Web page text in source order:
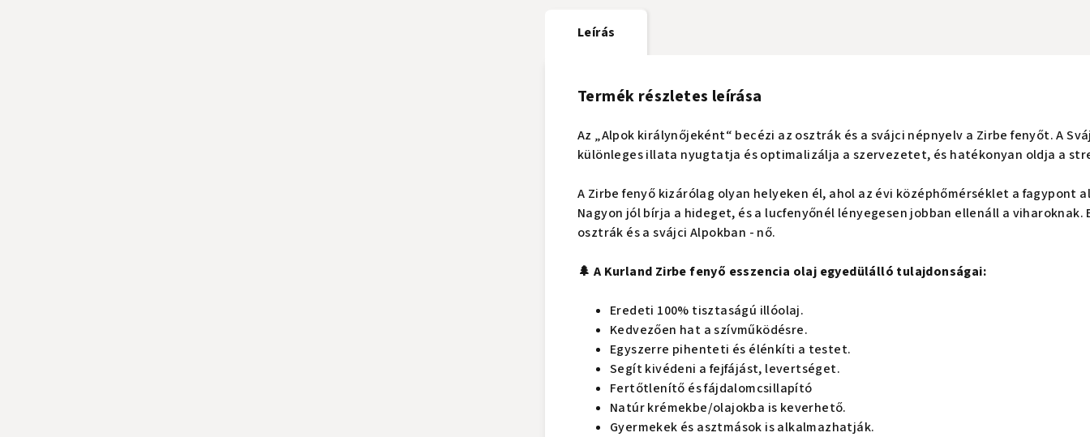
Leírás
Termék részletes leírása
Az „Alpok királynőjeként“ becézi az osztrák és a svájci népnyelv a Zirbe fenyőt. A
különleges illata nyugtatja és optimalizálja a szervezetet, és hatékonyan oldja a
A Zirbe fenyő kizárólag olyan helyeken él, ahol az évi középhőmérséklet a fagypont
Nagyon jól bírja a hideget, és a lucfenyőnél lényegesen jobban ellenáll a viharoknak.
osztrák és a svájci Alpokban - nő.
🌲 A Kurland Zirbe fenyő esszencia olaj egyedülálló tulajdonságai:
Eredeti 100% tisztaságú illóolaj.
Kedvezően hat a szívműködésre.
Egyszerre pihenteti és élénkíti a testet.
Segít kivédeni a fejfájást, levertséget.
Fertőtlenítő és fájdalomcsillapító
Natúr krémekbe/olajokba is keverhető.
Gyermekek és asztmások is alkalmazhatják.